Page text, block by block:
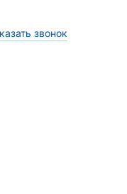
звонок